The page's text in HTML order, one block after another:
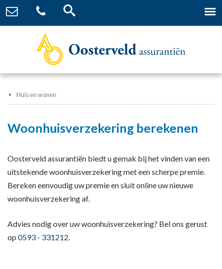
Huis en wonen
Woonhuisverzekering berekenen
Oosterveld assurantiën biedt u gemak bij het vinden van een
uitstekende woonhuisverzekering met een scherpe premie.
Bereken eenvoudig uw premie en sluit online uw nieuwe
woonhuisverzekering af.
Advies nodig over uw woonhuisverzekering? Bel ons gerust
op 0593 - 331212